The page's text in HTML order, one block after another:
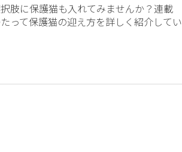
肢に保護猫も入れてみませんか？連載
って保護猫の迎え方を詳しく紹介してい